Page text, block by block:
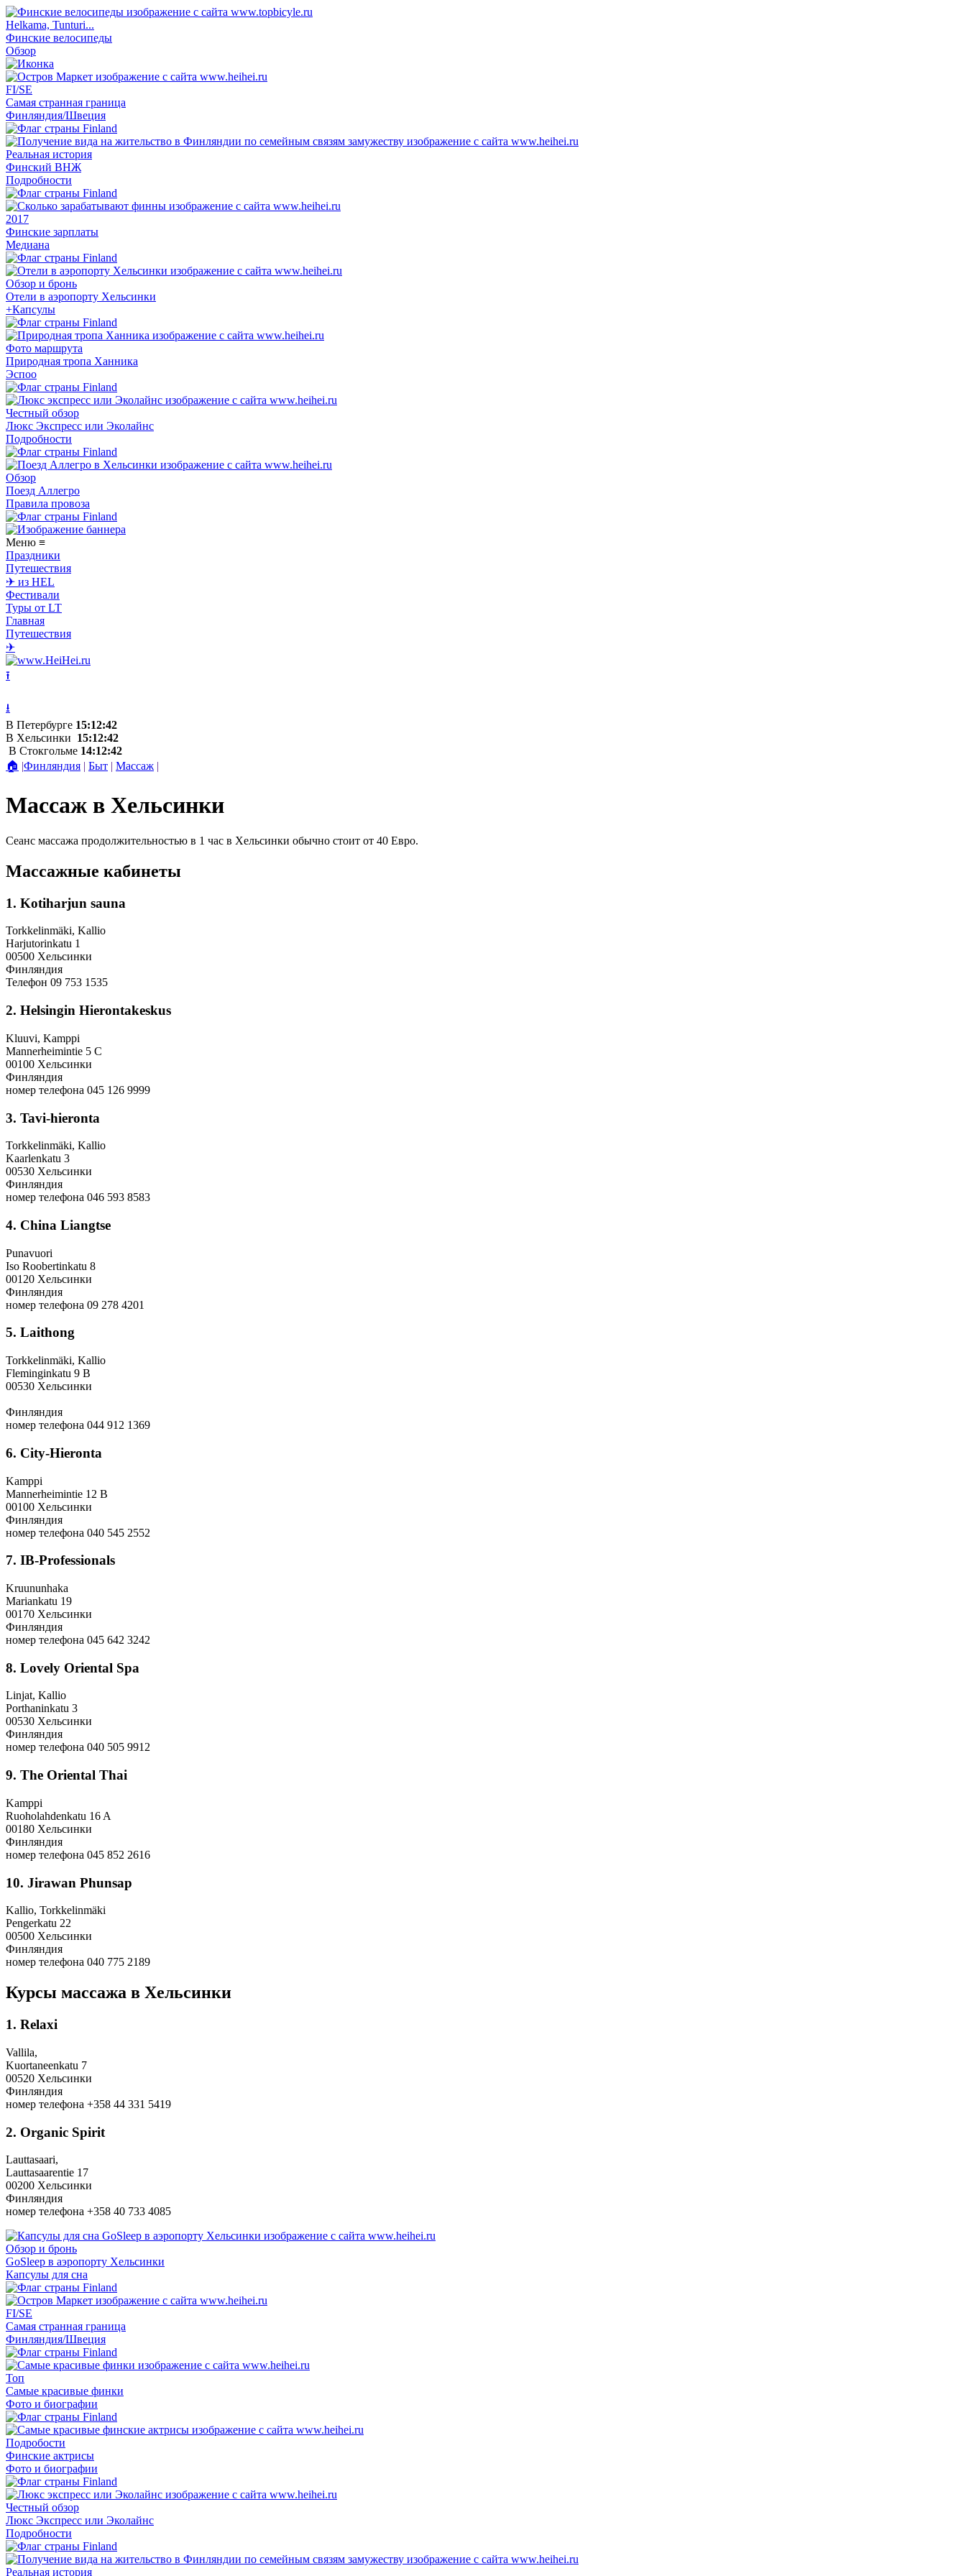
Helkama, Tunturi...
Финские велосипеды
Обзор
FI/SE
Самая странная граница
Финляндия/Швеция
Реальная история
Финский ВНЖ
Подробности
2017
Финские зарплаты
Медиана
Обзор и бронь
Отели в аэропорту Хельсинки
+Капсулы
Фото маршрута
Природная тропа Ханника
Эспоо
Честный обзор
Люкс Экспресс или Эколайнс
Подробности
Обзор
Поезд Аллегро
Правила провоза
Меню ≡
Праздники
Путешествия
✈ из HEL
Фестивали
Туры от LT
Главная
Путешествия
✈
⭱
⭳
В Петербурге 15:12:42
В Хельсинки 15:12:42
В Стокгольме 14:12:42
🏠 |Финляндия | Быт | Массаж |
Массаж в Хельсинки
Сеанс массажа продолжительностью в 1 час в Хельсинки обычно стоит от 40 Евро.
Массажные кабинеты
1. Kotiharjun sauna
Torkkelinmäki, Kallio
Harjutorinkatu 1
00500 Хельсинки
Финляндия
Телефон 09 753 1535
2. Helsingin Hierontakeskus
Kluuvi, Kamppi
Mannerheimintie 5 C
00100 Хельсинки
Финляндия
номер телефона 045 126 9999
3. Tavi-hieronta
Torkkelinmäki, Kallio
Kaarlenkatu 3
00530 Хельсинки
Финляндия
номер телефона 046 593 8583
4. China Liangtse
Punavuori
Iso Roobertinkatu 8
00120 Хельсинки
Финляндия
номер телефона 09 278 4201
5. Laithong
Torkkelinmäki, Kallio
Fleminginkatu 9 B
00530 Хельсинки
Финляндия
номер телефона 044 912 1369
6. City-Hieronta
Kamppi
Mannerheimintie 12 B
00100 Хельсинки
Финляндия
номер телефона 040 545 2552
7. IB-Professionals
Kruununhaka
Mariankatu 19
00170 Хельсинки
Финляндия
номер телефона 045 642 3242
8. Lovely Oriental Spa
Linjat, Kallio
Porthaninkatu 3
00530 Хельсинки
Финляндия
номер телефона 040 505 9912
9. The Oriental Thai
Kamppi
Ruoholahdenkatu 16 A
00180 Хельсинки
Финляндия
номер телефона 045 852 2616
10. Jirawan Phunsap
Kallio, Torkkelinmäki
Pengerkatu 22
00500 Хельсинки
Финляндия
номер телефона 040 775 2189
Курсы массажа в Хельсинки
1. Relaxi
Vallila,
Kuortaneenkatu 7
00520 Хельсинки
Финляндия
номер телефона +358 44 331 5419
2. Organic Spirit
Lauttasaari,
Lauttasaarentie 17
00200 Хельсинки
Финляндия
номер телефона +358 40 733 4085
Обзор и бронь
GoSleep в аэропорту Хельсинки
Капсулы для сна
FI/SE
Самая странная граница
Финляндия/Швеция
Топ
Самые красивые финки
Фото и биографии
Подробости
Финские актрисы
Фото и биографии
Честный обзор
Люкс Экспресс или Эколайнс
Подробности
Реальная история